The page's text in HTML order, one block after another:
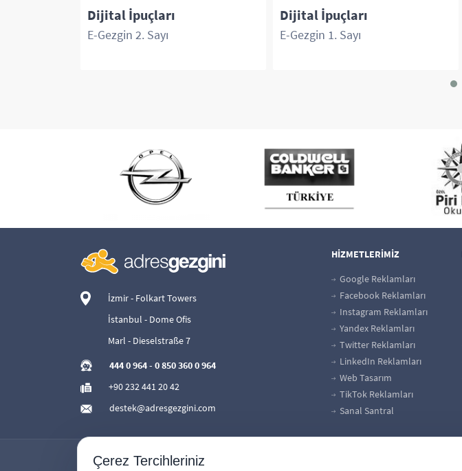
Dijital İpuçları
E-Gezgin 2. Sayı
Dijital İpuçları
E-Gezgin 1. Sayı
İzmir - Folkart Towers
İstanbul - Dome Ofis
Marl - Dieselstraße 7
444 0 964- 0 850 360 0 964
+90 232 441 20 42
destek@adresgezgini.com
HİZMETLERİMİZ
Google Reklamları
Facebook Reklamları
Instagram Reklamları
Yandex Reklamları
Twitter Reklamları
LinkedIn Reklamları
Web Tasarım
TikTok Reklamları
Sanal Santral
Çerez Tercihleriniz